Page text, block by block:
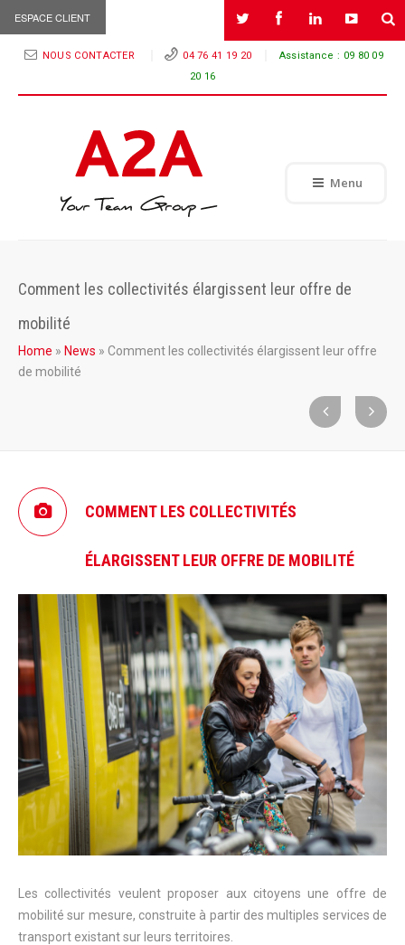
ESPACE CLIENT
NOUS CONTACTER 04 76 41 19 20 Assistance : 09 80 09
20 16
Menu
Comment les collectivités élargissent leur offre de
mobilité
Home » News » Comment les collectivités élargissent leur offre
de mobilité
COMMENT LES COLLECTIVITÉS
ÉLARGISSENT LEUR OFFRE DE MOBILITÉ
Les collectivités veulent proposer aux citoyens une offre de
mobilité sur mesure, construite à partir des multiples services de
transport existant sur leurs territoires.